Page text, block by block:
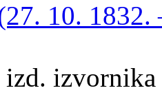
10. 1832.
izvornika